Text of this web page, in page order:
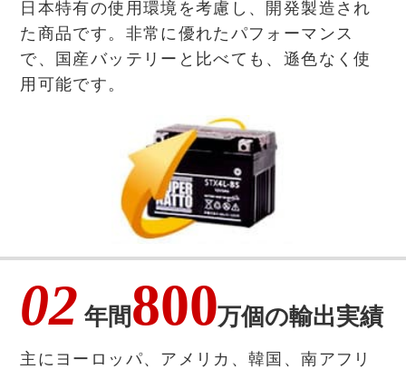
日本特有の使用環境を考慮し、開発製造され
た商品です。非常に優れたパフォーマンス
で、国産バッテリーと比べても、遜色なく使
用可能です。
02 年間800万個の輸出実績
主にヨーロッパ、アメリカ、韓国、南アフリ